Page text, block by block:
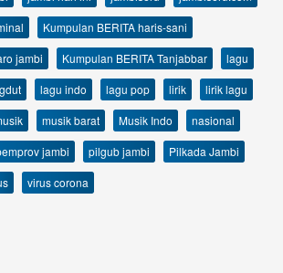
Kumpulan BERITA haris-sani
jambi
Kumpulan BERITA Tanjabbar
lagu
lagu indo lagu pop lirik
lirik lagu
musik barat Musik Indo
nasional
jambi pilgub jambi
Pilkada Jambi
virus corona